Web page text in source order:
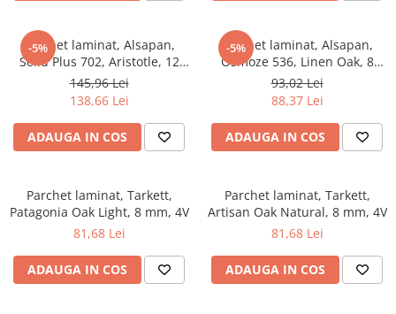
Timeless 12mm
Woodstock 8mm
Woodstock PRO 8mm
Woodstock XL 10mm
Woodstock XL 8mm
ADO Floor - SPC
Finfloor 12mm
Finfloor XL 10mm
Supreme 8mm
-5%
Parchet laminat, Alsapan,
Solid Plus 702, Aristotle, 12
mm 33/AC6 4V 5G
145,96 Lei
138,66 Lei
ADAUGA IN COS
-5%
Parchet laminat, Alsapan,
Osmoze 536, Linen Oak, 8
mm, 4V, 5G
93,02 Lei
88,37 Lei
ADAUGA IN COS
Parchet laminat, Tarkett,
Patagonia Oak Light, 8 mm, 4V
81,68 Lei
ADAUGA IN COS
Parchet laminat, Tarkett,
Artisan Oak Natural, 8 mm, 4V
81,68 Lei
ADAUGA IN COS